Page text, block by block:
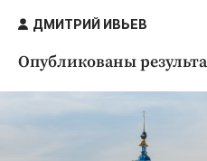
Благоустройство
Культура
Образование
ДМИТРИЙ ИВЬЕВ
Опубликованы